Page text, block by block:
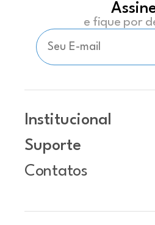
e fique por
Institucional
Suporte
Contatos